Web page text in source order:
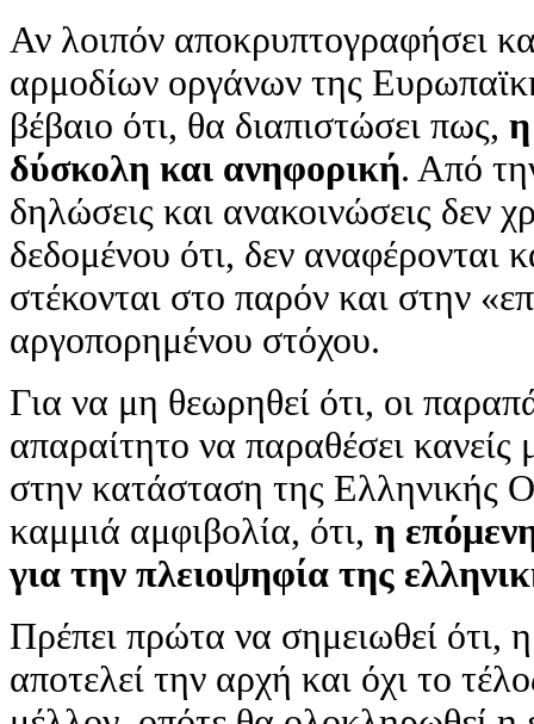
Αν λοιπόν αποκρυπτογραφήσει
αρμοδίων οργάνων της
βέβαιο ότι, θα διαπιστώσει πως,
δύσκολη και ανηφορική. Από
δηλώσεις και ανακοινώσεις δεν
δεδομένου ότι, δεν
στέκονται στο παρόν και στην
αργοπορημένου στόχου.
Για να μη θεωρηθεί ότι, οι
απαραίτητο να παραθέσει κανείς
στην κατάσταση της Ελληνικής
καμμιά αμφιβολία, ότι, η
για την πλειοψηφία της
Πρέπει πρώτα να σημειωθεί ότι,
αποτελεί την αρχή και όχι το